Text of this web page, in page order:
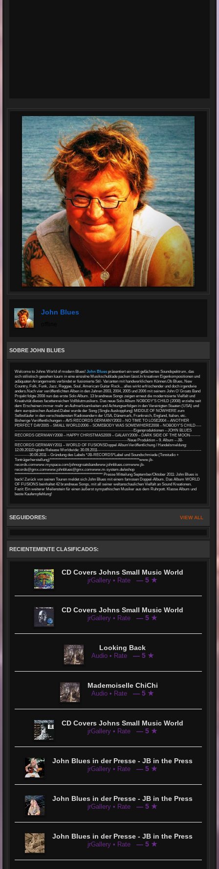
John Blues
SOBRE JOHN BLUES
Welcome to Johns World of modern Blues!John Blues präsentiert ein weit gefächertes Soundspektrum, das
sich stilistisch gesehen kaum in eine einzelne Musikschublade packen lässt.In kreativen Eigenkompositionen und
adäquaten Arrangements verbindet er fusionierte Stil- Varianten mit handwerklichem Können.Ob Blues, New
Country, Folk, Funk, Jazz, Reggae, Soul, American Guitar Rock... alles wirkt erfrischender und doch irgendwie
anders.Nach vier veröffentlichten Alben in den Jahren 2003, 2004, 2005 und 2006 mit seinem John O`Groats Band
Projekt folgte 2008 nun das erste Solo Album. 13 brandneue Songs zeigen erneut die modernisierte Vielfalt und
Kreativität dieses facettenreichen Vollblutmusikers. Das neue Solo Album NOBODY’S CHILD (2008) erzielte seit
dem Erscheinen immer mehr an Aufmerksamkeiten und Achtungserfolgen in den Vereinigten Staaten (USA) und
dem europäischen Ausland.Dabei wurde der Song (Single Auskopplung) MIDDLE OF NOWHERE zum
Selbstläufer in den verschiedensten Radiosendern der USA, Dänemark, Frankreich, England, Italien, etc.
Bisherige Veröffentlichungen – AVS RECORDS GERMANY2003 – NO TIME TO LOSE2004 – ANOTHER
PERFECT DAY2005 – SMALL WORLD2006 – SOMEBODY WAS SOMEWHERE2008 – NOBODY’S CHILD----
---------------------------------------------------------------------------------Eigenproduktionen – JOHN BLUES
RECORDS GERMANY2008 – HAPPY CHRISTMAS2009 – GALAXY2009 – DARK SIDE OF THE MOON-------
-----------------------------------------------------------------------------Neue Produktion – 9. Album – JB-
RECORDS GERMANY2011 – WORLD OF FUSIONSDoppel AlbumVeröffentlichung / Handelsmeldung:
12.09.2011Digitale Release Worldwide: 30.09.2011-----------------------------------------------------------------------
----------30.06.2011 – Gründung des Labels *JB-RECORDS*Label und Soundschmiede (Tonstudio +
Tonträgerherstellung)*************************************************************www.jb-
records.comwww.myspace.com/johnogroatsbandwww.johnblues.comwww.jb-
records@gmx.comwww.johnblues@gmx.comwww.m-system.de/eshop
************************************************************ Presse Mitteilung September/Oktober 2011: John Blues is
back! Zurück von seinen Touren meldet sich John Blues mit einem famosen Doppel-Album. Das Album WORLD
OF FUSIONS beinhaltet 42 brandneue Songs, mit all seiner weltanschaulichen Vielfalt an Sound Kreationen.
Fazit: Ein weiterer Meilenstein für einen äußerst sympathischen Musiker aus dem Ruhrpott. Klasse Album und
beste Kaufempfehlung!
VIEW ALL
SEGUIDORES:
RECIENTEMENTE CLASIFICADOS:
CD Covers Johns Small Music World
jrGallery • Rate — 5 ★
CD Covers Johns Small Music World
jrGallery • Rate — 5 ★
Looking Back
Audio • Rate — 5 ★
Mademoiselle ChiChi
Audio • Rate — 5 ★
CD Covers Johns Small Music World
jrGallery • Rate — 5 ★
John Blues in der Presse - JB in the Press
jrGallery • Rate — 5 ★
John Blues in der Presse - JB in the Press
jrGallery • Rate — 5 ★
John Blues in der Presse - JB in the Press
jrGallery • Rate — 5 ★